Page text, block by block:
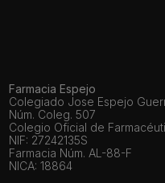
Farmacia Espejo
Colegiado Jose Espejo
Núm. Coleg. 507
Colegio Oficial de
NIF: 27242135S
Farmacia Núm. AL-88-F
NICA: 18864